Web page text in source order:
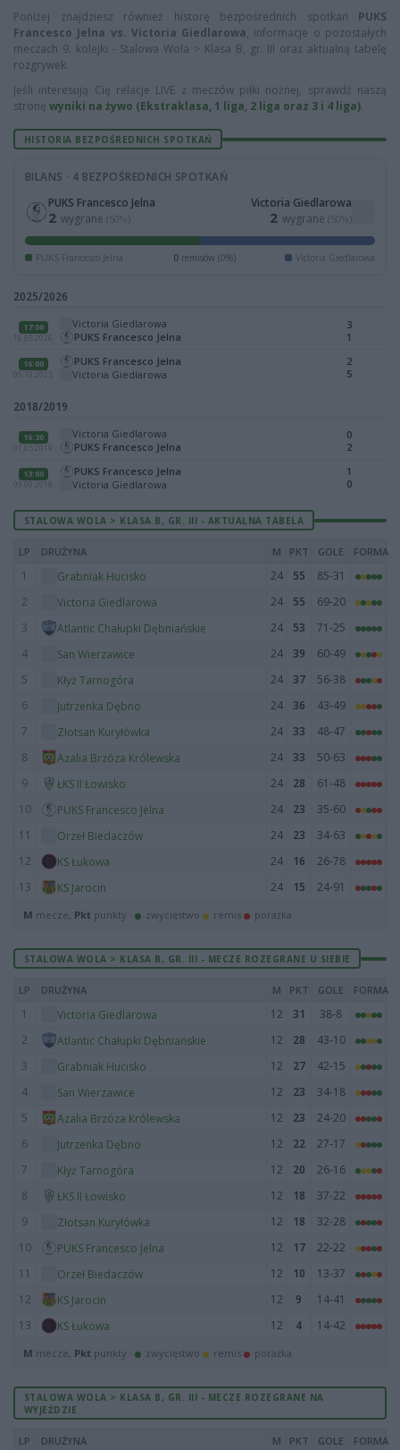
Poniżej znajdziesz również historę bezpośrednich spotkań PUKS
Francesco Jelna vs. Victoria Giedlarowa, informacje o pozostałych
meczach 9. kolejki - Stalowa Wola > Klasa B, gr. III oraz aktualną tabelę
rozgrywek.
Jeśli interesują Cię relacje LIVE z meczów piłki nożnej, sprawdź naszą
stronę wyniki na żywo (Ekstraklasa, 1 liga, 2 liga oraz 3 i 4 liga).
HISTORIA BEZPOŚREDNICH SPOTKAŃ
BILANS · 4 BEZPOŚREDNICH SPOTKAŃ
PUKS Francesco Jelna
2 wygrane (50%)
Victoria Giedlarowa
2 wygrane (50%)
PUKS Francesco Jelna 0remisów (0%) Victoria Giedlarowa
2025/2026
17:00
16.05.2026
Victoria Giedlarowa
PUKS Francesco Jelna
3
1
16:00
05.10.2025
PUKS Francesco Jelna
Victoria Giedlarowa
2
5
2018/2019
16:30
01.05.2019
Victoria Giedlarowa
PUKS Francesco Jelna
0
2
13:00
09.09.2018
PUKS Francesco Jelna
Victoria Giedlarowa
1
0
STALOWA WOLA > KLASA B, GR. III - AKTUALNA TABELA
LP DRUŻYNA M PKT GOLE FORMA
1 Grabniak Hucisko 24 55
85-31
2
Victoria Giedlarowa 24 55
69-20
3
Atlantic Chałupki Dębniańskie 24 53
71-25
4
San Wierzawice 24 39
60-49
5
Kłyż Tarnogóra 24 37
56-38
6
Jutrzenka Dębno 24 36
43-49
7
Złotsan Kuryłówka 24 33
48-47
8
Azalia Brzóza Królewska 24 33
50-63
9
ŁKS II Łowisko 24 28
61-48
10
PUKS Francesco Jelna 24 23
35-60
11
Orzeł Biedaczów 24 23
34-63
12
KS Łukowa 24 16
26-78
13
KS Jarocin 24 15 24-91
M mecze, Pkt punkty · zwycięstwo remis porażka
STALOWA WOLA > KLASA B, GR. III - MECZE ROZEGRANE U SIEBIE
LP DRUŻYNA M PKT GOLE FORMA
1 Victoria Giedlarowa 12 31
38-8
2
Atlantic Chałupki Dębniańskie 12 28
43-10
3
Grabniak Hucisko 12 27
42-15
4
San Wierzawice 12 23
34-18
5
Azalia Brzóza Królewska 12 23
24-20
6
Jutrzenka Dębno 12 22
27-17
7
Kłyż Tarnogóra 12 20
26-16
8
ŁKS II Łowisko 12 18
37-22
9
Złotsan Kuryłówka 12 18
32-28
10
PUKS Francesco Jelna 12 17
22-22
11
Orzeł Biedaczów 12 10
13-37
12
KS Jarocin 12 9
14-41
13
KS Łukowa 12 4 14-42
M mecze, Pkt punkty · zwycięstwo remis porażka
STALOWA WOLA > KLASA B, GR. III - MECZE ROZEGRANE NA
WYJEŹDZIE
LP DRUŻYNA M PKT GOLE FORMA